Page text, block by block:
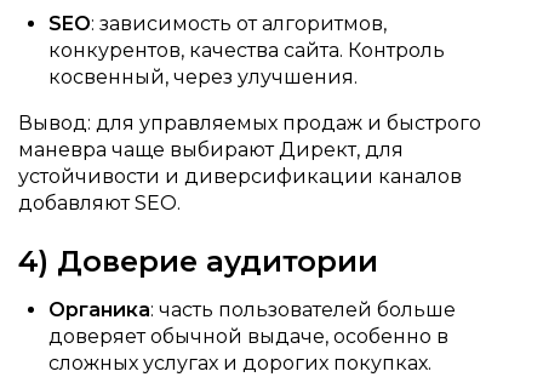
SEO: зависимость от алгоритмов,
конкурентов, качества сайта. Контроль
косвенный, через улучшения.
Вывод: для управляемых продаж и быстрого
маневра чаще выбирают Директ, для
устойчивости и диверсификации каналов
добавляют SEO.
4) Доверие аудитории
Органика: часть пользователей больше
доверяет обычной выдаче, особенно в
сложных услугах и дорогих покупках.